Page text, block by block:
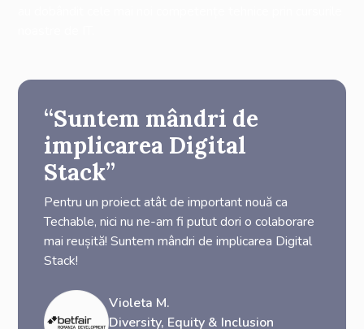
“Suntem mândri de
implicarea Digital
Stack”
Pentru un proiect atât de important nouă ca
Techable, nici nu ne-am fi putut dori o colaborare
mai reușită! Suntem mândri de implicarea Digital
Stack!
Violeta M.
Diversity, Equity & Inclusion